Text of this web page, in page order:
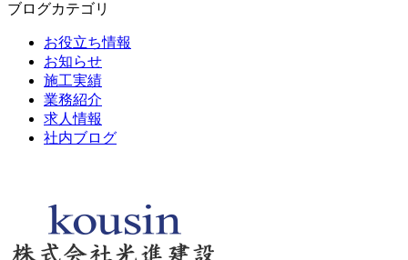
ブログカテゴリ
お役立ち情報
お知らせ
施工実績
業務紹介
求人情報
社内ブログ